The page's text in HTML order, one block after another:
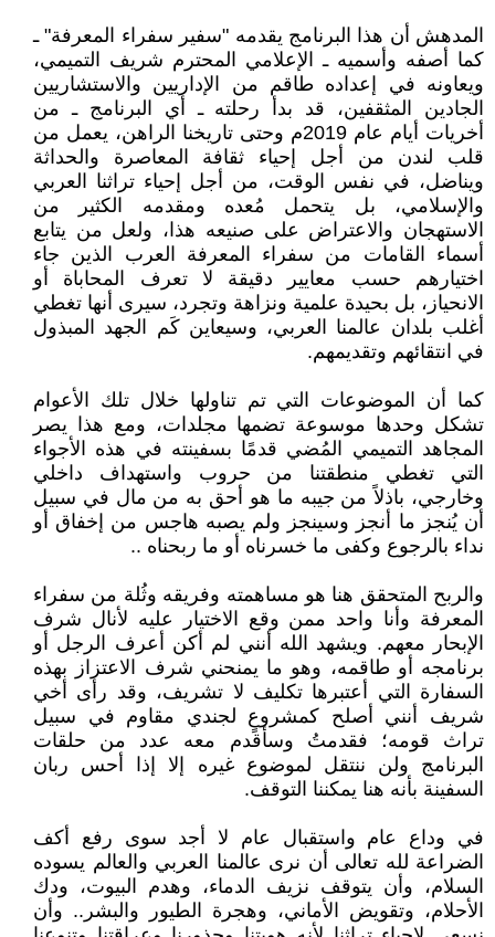
المدهش أن هذا البرنامج يقدمه "سفير سفراء المعرفة" ـ
كما أصفه وأسميه ـ الإعلامي المحترم شريف التميمي،
ويعاونه في إعداده طاقم من الإداريين والاستشاريين
الجادين المثقفين، قد بدأ رحلته ـ أي البرنامج ـ من
أخريات أيام عام 2019م وحتى تاريخنا الراهن، يعمل من
قلب لندن من أجل إحياء ثقافة المعاصرة والحداثة
ويناضل، في نفس الوقت، من أجل إحياء تراثنا العربي
والإسلامي، بل يتحمل مُعده ومقدمه الكثير من
الاستهجان والاعتراض على صنيعه هذا، ولعل من يتابع
أسماء القامات من سفراء المعرفة العرب الذين جاء
اختيارهم حسب معايير دقيقة لا تعرف المحاباة أو
الانحياز، بل بحيدة علمية ونزاهة وتجرد، سيرى أنها تغطي
أغلب بلدان عالمنا العربي، وسيعاين كَم الجهد المبذول
في انتقائهم وتقديمهم.
كما أن الموضوعات التي تم تناولها خلال تلك الأعوام
تشكل وحدها موسوعة تضمها مجلدات، ومع هذا يصر
المجاهد التميمي المُضي قدمًا بسفينته في هذه الأجواء
التي تغطي منطقتنا من حروب واستهداف داخلي
وخارجي، باذلاً من جيبه ما هو أحق به من مال في سبيل
أن يُنجز ما أنجز وسينجز ولم يصبه هاجس من إخفاق أو
نداء بالرجوع وكفى ما خسرناه أو ما ربحناه ..
والربح المتحقق هنا هو مساهمته وفريقه وثُلة من سفراء
المعرفة وأنا واحد ممن وقع الاختيار عليه لأنال شرف
الإبحار معهم. ويشهد الله أنني لم أكن أعرف الرجل أو
برنامجه أو طاقمه، وهو ما يمنحني شرف الاعتزاز بهذه
السفارة التي أعتبرها تكليف لا تشريف، وقد رأى أخي
شريف أنني أصلح كمشروعٍ لجندي مقاوم في سبيل
تراث قومه؛ فقدمتُ وسأقدم معه عدد من حلقات
البرنامج ولن ننتقل لموضوع غيره إلا إذا أحس ربان
السفينة بأنه هنا يمكننا التوقف.
في وداع عام واستقبال عام لا أجد سوى رفع أكف
الضراعة لله تعالى أن نرى عالمنا العربي والعالم يسوده
السلام، وأن يتوقف نزيف الدماء، وهدم البيوت، ودك
الأحلام، وتقويض الأماني، وهجرة الطيور والبشر.. وأن